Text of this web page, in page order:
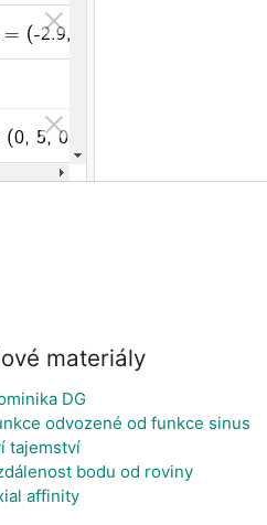
materiály
DG
odvozené od funkce sinus
tajemství
bodu od roviny
affinity